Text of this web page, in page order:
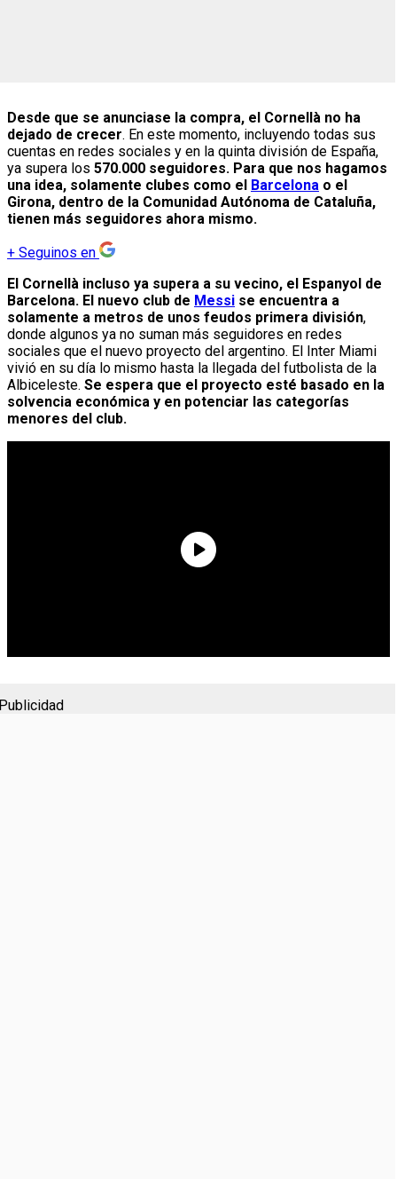
Desde que se anunciase la compra, el Cornellà no ha
dejado de crecer. En este momento, incluyendo todas sus
cuentas en redes sociales y en la quinta división de España,
ya supera los 570.000 seguidores. Para que nos hagamos
una idea, solamente clubes como el
Barcelona o el
Girona, dentro de la Comunidad Autónoma de Cataluña,
tienen más seguidores ahora mismo.
+ Seguinos en
El Cornellà incluso ya supera a su vecino, el Espanyol de
Barcelona. El nuevo club de Messi se encuentra a
solamente a metros de unos feudos primera división,
donde algunos ya no suman más seguidores en redes
sociales que el nuevo proyecto del argentino. El Inter Miami
vivió en su día lo mismo hasta la llegada del futbolista de la
Albiceleste. Se espera que el proyecto esté basado en la
solvencia económica y en potenciar las categorías
menores del club.